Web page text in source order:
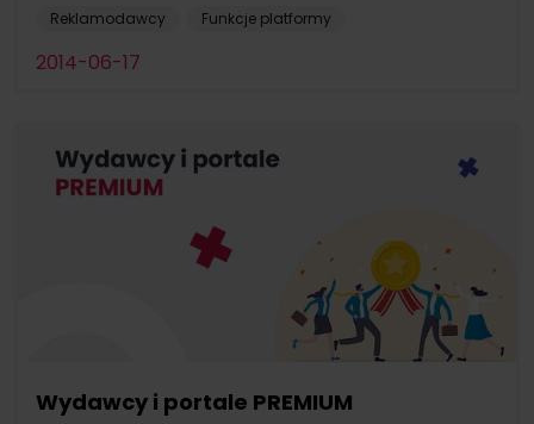
Reklamodawcy Funkcje platformy
2014-06-17
Wydawcy i portale PREMIUM